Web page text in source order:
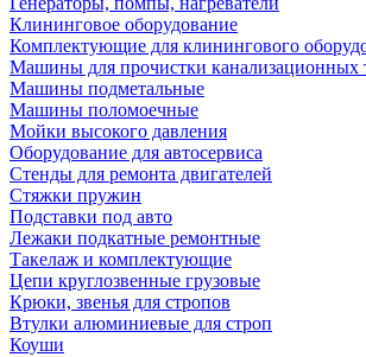
Клининговое оборудование
Комплектующие для клинингового
Машины для прочистки канализационных
Машины подметальные
Машины поломоечные
Мойки высокого давления
Оборудование для автосервиса
Стенды для ремонта двигателей
Стяжки пружин
Подставки под авто
Лежаки подкатные ремонтные
Такелаж и комплектующие
Цепи круглозвенные грузовые
Крюки, звенья для стропов
Втулки алюминиевые для строп
Коуши